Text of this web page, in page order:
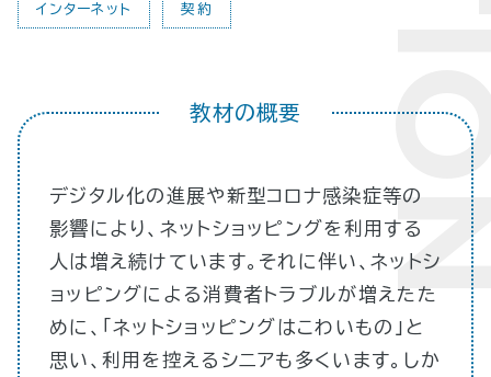
インターネット 契約
教材の概要
デジタル化の進展や新型コロナ感染症等の
影響により、ネットショッピングを利用する
人は増え続けています。それに伴い、ネットシ
ョッピングによる消費者トラブルが増えたた
めに、「ネットショッピングはこわいもの」と
思い、利用を控えるシニアも多くいます。しか